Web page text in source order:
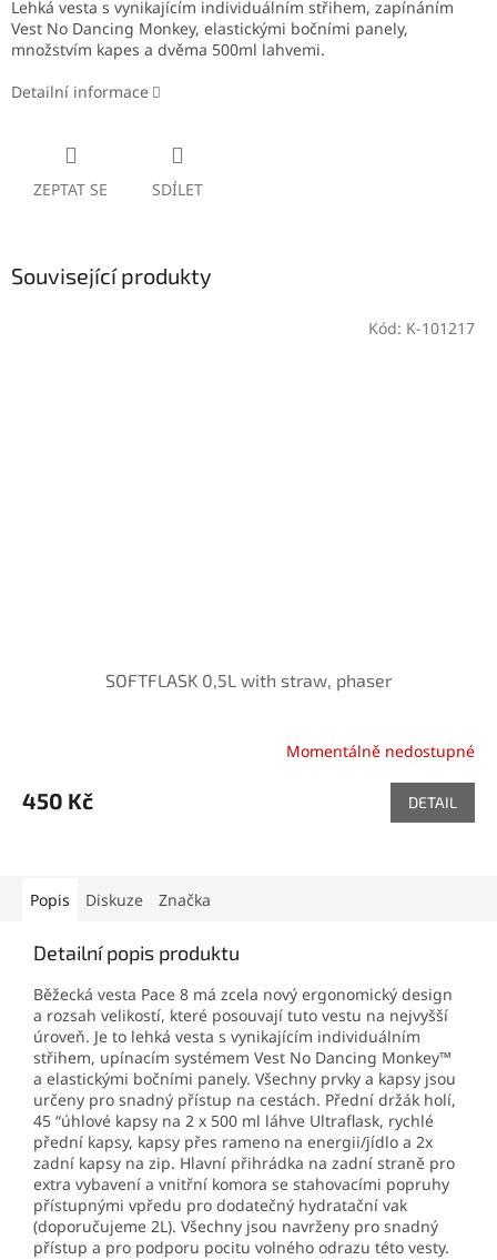
Lehká vesta s vynikajícím individuálním střihem, zapínáním
Vest No Dancing Monkey, elastickými bočními panely,
množstvím kapes a dvěma 500ml lahvemi.
Detailní informace
ZEPTAT SE SDÍLET
Související produkty
SOFTFLASK 0,5L with straw, phaser
Momentálně nedostupné
450 Kč DETAIL
Kód: K-101217
Popis Diskuze Značka
Detailní popis produktu
Běžecká vesta Pace 8 má zcela nový ergonomický design
a rozsah velikostí, které posouvají tuto vestu na nejvyšší
úroveň. Je to lehká vesta s vynikajícím individuálním
střihem, upínacím systémem Vest No Dancing Monkey™
a elastickými bočními panely. Všechny prvky a kapsy jsou
určeny pro snadný přístup na cestách. Přední držák holí,
45 “úhlové kapsy na 2 x 500 ml láhve Ultraflask, rychlé
přední kapsy, kapsy přes rameno na energii/jídlo a 2x
zadní kapsy na zip. Hlavní přihrádka na zadní straně pro
extra vybavení a vnitřní komora se stahovacími popruhy
přístupnými vpředu pro dodatečný hydratační vak
(doporučujeme 2L). Všechny jsou navrženy pro snadný
přístup a pro podporu pocitu volného odrazu této vesty.